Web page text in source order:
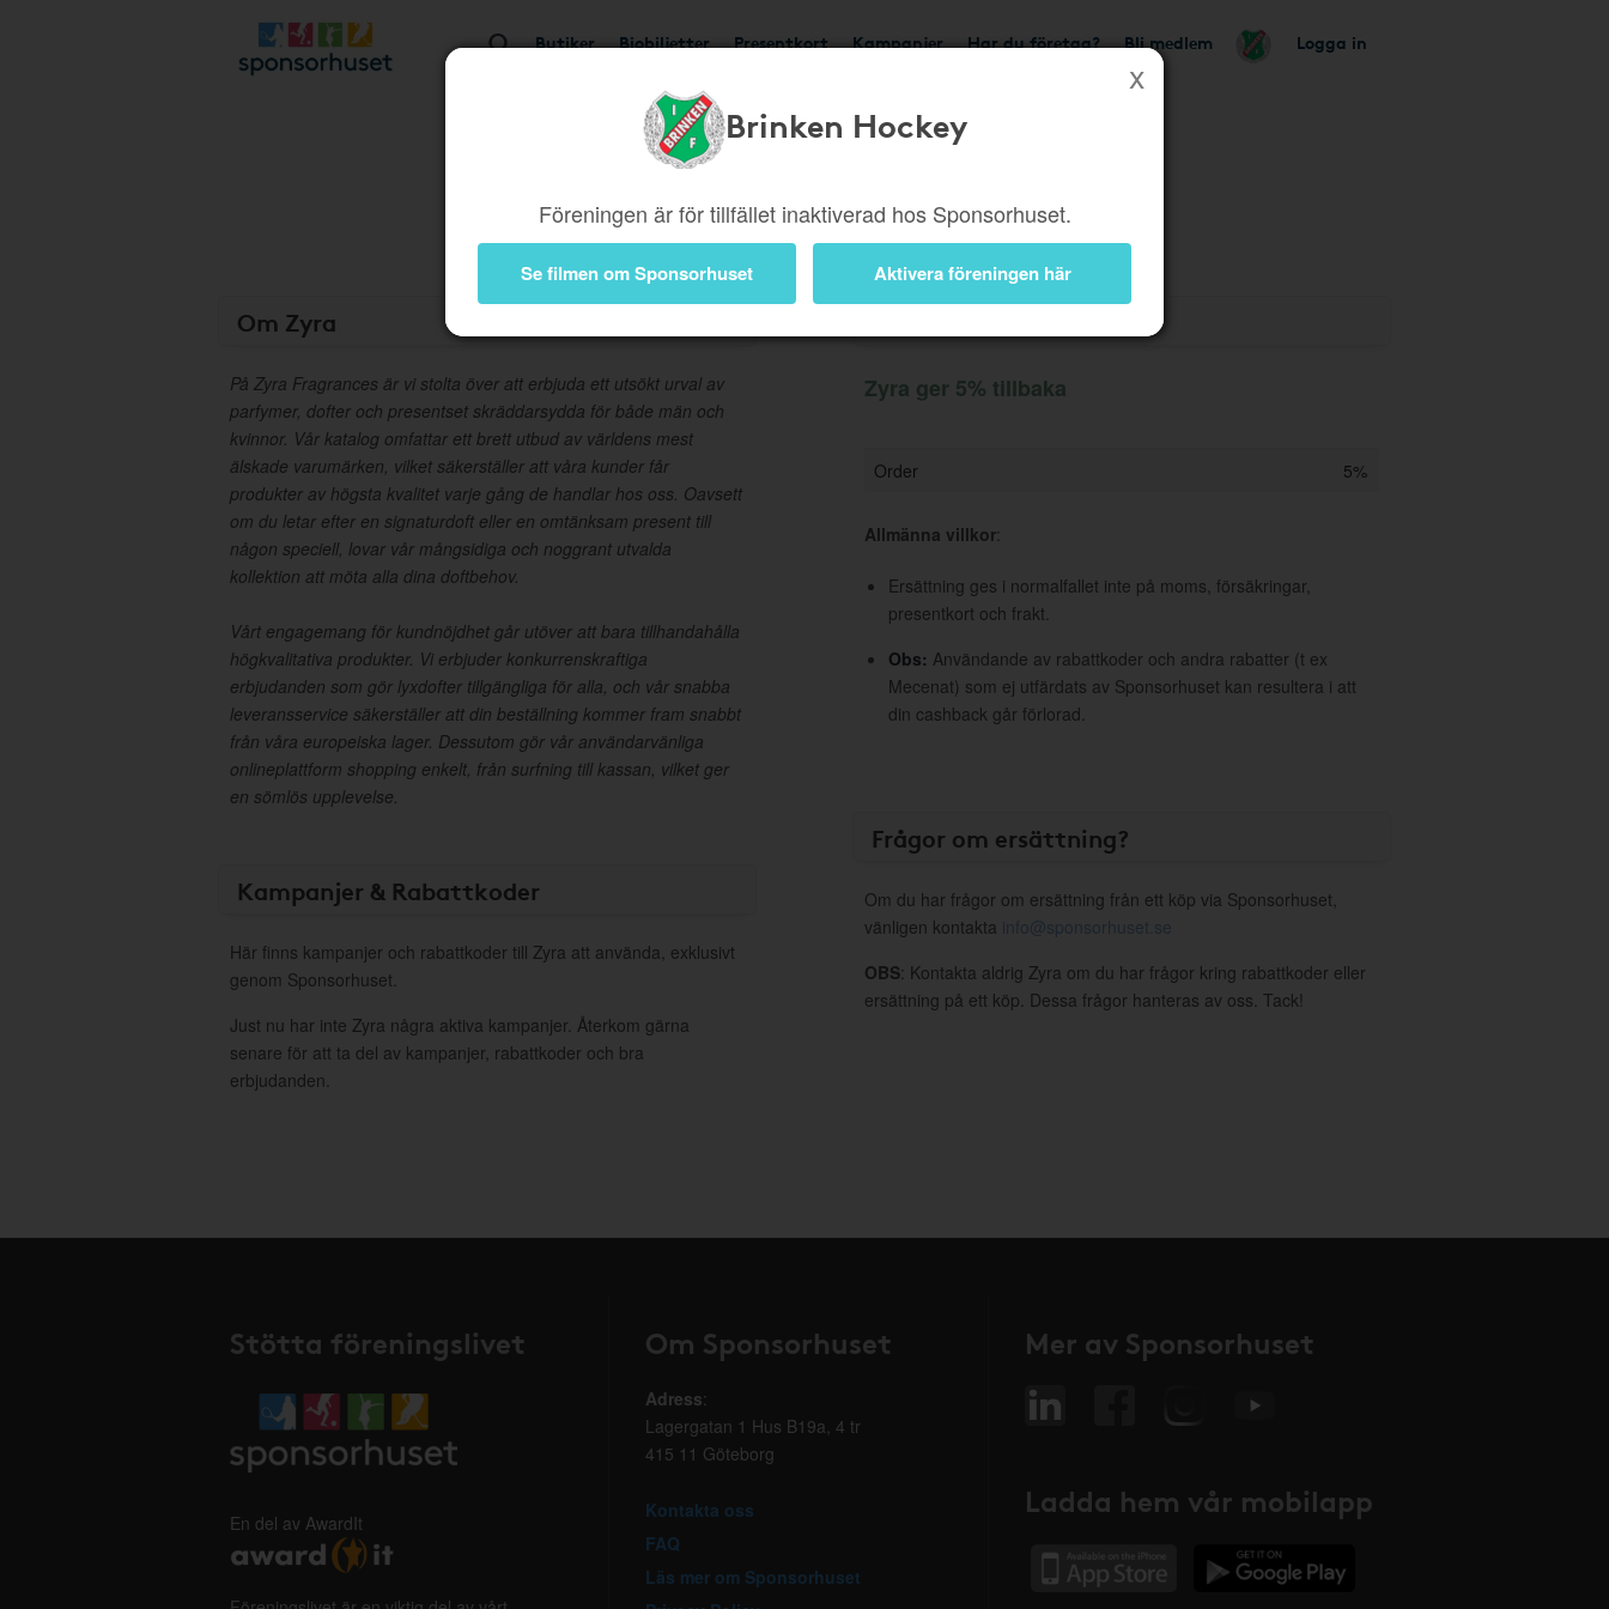
Butiker Biobiljetter Presentkort Kampanjer Har du företag? Bli medlem Logga in
Brinken Hockey
Föreningen är för tillfället inaktiverad hos Sponsorhuset.
Se filmen om Sponsorhuset Aktivera föreningen här
Om Zyra
På Zyra Fragrances är vi stolta över att erbjuda ett utsökt urval av
parfymer, dofter och presentset skräddarsydda för både män och
kvinnor. Vår katalog omfattar ett brett utbud av världens mest
älskade varumärken, vilket säkerställer att våra kunder får
produkter av högsta kvalitet varje gång de handlar hos oss. Oavsett
om du letar efter en signaturdoft eller en omtänksam present till
någon speciell, lovar vår mångsidiga och noggrant utvalda
kollektion att möta alla dina doftbehov.
Vårt engagemang för kundnöjdhet går utöver att bara tillhandahålla
högkvalitativa produkter. Vi erbjuder konkurrenskraftiga
erbjudanden som gör lyxdofter tillgängliga för alla, och vår snabba
leveransservice säkerställer att din beställning kommer fram snabbt
från våra europeiska lager. Dessutom gör vår användarvänliga
onlineplattform shopping enkelt, från surfning till kassan, vilket ger
en sömlös upplevelse.
Kampanjer & Rabattkoder
Här finns kampanjer och rabattkoder till Zyra att använda, exklusivt
genom Sponsorhuset.
Just nu har inte Zyra några aktiva kampanjer. Återkom gärna
senare för att ta del av kampanjer, rabattkoder och bra
erbjudanden.
Zyra ger 5% tillbaka
Order 5%
Allmänna villkor:
Ersättning ges i normalfallet inte på moms, försäkringar,
presentkort och frakt.
Obs: Användande av rabattkoder och andra rabatter (t ex
Mecenat) som ej utfärdats av Sponsorhuset kan resultera i att
din cashback går förlorad.
Frågor om ersättning?
Om du har frågor om ersättning från ett köp via Sponsorhuset,
vänligen kontakta info@sponsorhuset.se
OBS: Kontakta aldrig Zyra om du har frågor kring rabattkoder eller
ersättning på ett köp. Dessa frågor hanteras av oss. Tack!
Stötta föreningslivet
En del av AwardIt
Om Sponsorhuset
Adress:
Lagergatan 1 Hus B19a, 4 tr
415 11 Göteborg
Kontakta oss
FAQ
Läs mer om Sponsorhuset
Mer av Sponsorhuset
Ladda hem vår mobilapp